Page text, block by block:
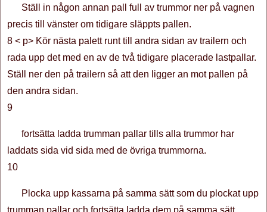
Ställ in någon annan pall full av trummor ner på vagnen
precis till vänster om tidigare släppts pallen.
8 < p> Kör nästa palett runt till andra sidan av trailern och
rada upp det med en av de två tidigare placerade lastpallar.
Ställ ner den på trailern så att den ligger an mot pallen på
den andra sidan.
9
fortsätta ladda trumman pallar tills alla trummor har
laddats sida vid sida med de övriga trummorna.
10
Plocka upp kassarna på samma sätt som du plockat upp
trumman pallar och fortsätta ladda dem på samma sätt